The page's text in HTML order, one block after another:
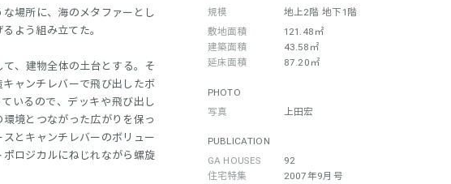
場所に、海のメタファーとし
よう組み立てた。
、建物全体の土台とする。そ
ャンチレバーで飛び出したボ
いるので、デッキや飛び出し
境とつながった広がりを保っ
とキャンチレバーのボリュー
ロジカルにねじれながら螺旋
規模
地上2階 地下1階
敷地面積
建築面積
延床面積
121.48㎡
43.58㎡
87.20㎡
PHOTO
写真
上田宏
PUBLICATION
GA HOUSES
住宅特集
92
2007年9月号